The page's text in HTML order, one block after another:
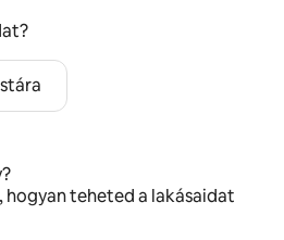
hogyan teheted a lakásaidat